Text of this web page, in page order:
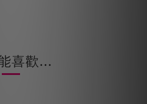
喜歡...